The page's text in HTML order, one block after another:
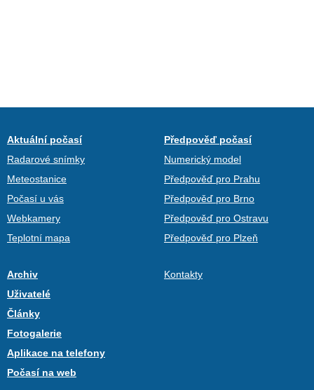
Aktuální počasí
Radarové snímky
Meteostanice
Počasí u vás
Webkamery
Teplotní mapa
Předpověď počasí
Numerický model
Předpověď pro Prahu
Předpověď pro Brno
Předpověď pro Ostravu
Předpověď pro Plzeň
Archiv
Uživatelé
Články
Fotogalerie
Aplikace na telefony
Počasí na web
Kontakty